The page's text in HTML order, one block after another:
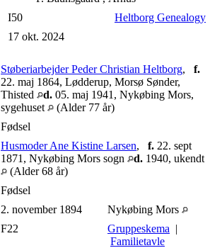
I50
Heltborg Genealogy
17 okt. 2024
Støberiarbejder Peder Christian Heltborg, f.
22. maj 1864, Lødderup, Morsø Sønder,
Thisted
d. 05. maj 1941, Nykøbing Mors,
sygehuset
(Alder 77 år)
Fødsel
Husmoder Ane Kistine Larsen, f. 22. sept
1871, Nykøbing Mors sogn
d. 1940, ukendt
(Alder 68 år)
Fødsel
2. november 1894
Nykøbing Mors
F22 Gruppeskema |
Familietavle